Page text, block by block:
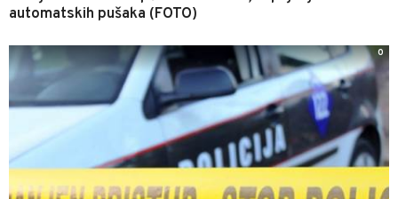
automatskih pušaka (FOTO)
0